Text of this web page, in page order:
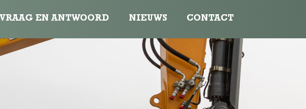
VRAAG EN ANTWOORD NIEUWS CONTACT